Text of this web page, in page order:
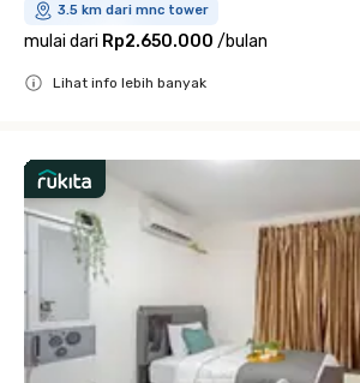
3.5 km dari mnc tower
mulai dari Rp2.650.000 /bulan
Lihat info lebih banyak